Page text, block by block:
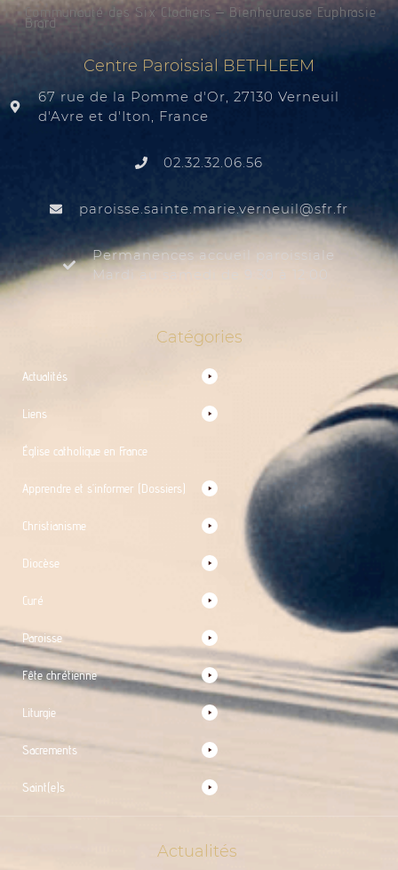
Communauté des Six Clochers – Bienheureuse Euphrasie
Brard
Centre Paroissial BETHLEEM
67 rue de la Pomme d'Or, 27130 Verneuil
d'Avre et d'Iton, France
02.32.32.06.56
rf.rfs
@liuenrev.eiram.etnias.essiorap
Permanences accueil paroissiale
Mardi au samedi de 9:30 à 12:00
Catégories
Actualités
Liens
Église catholique en France
Apprendre et s’informer (Dossiers)
Christianisme
Diocèse
Curé
Paroisse
Fête chrétienne
Liturgie
Sacrements
Saint(e)s
Actualités